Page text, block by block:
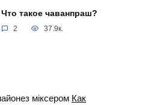
Что такое чаванпраш?
2 37.9к.
міксером Как